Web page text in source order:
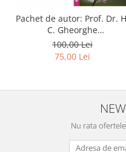
Pachet de autor: Prof. Dr.
C. Gheorghe
Mencinicopschi
100,00 Lei
75,00 Lei
Nu rata